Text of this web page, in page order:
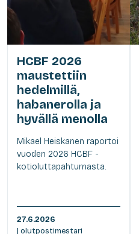
HCBF 2026
maustettiin
hedelmillä,
habanerolla ja
hyvällä menolla
Mikael Heiskanen raportoi
vuoden 2026 HCBF -
kotioluttapahtumasta.
27.6.2026
| olutpostimestari